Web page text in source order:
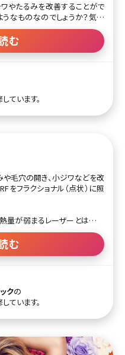
やたるみを改善することがで
うなものなのでしょうか？気に
介します。ショッピングスレッ
次 1.ショッピング
フェイスリフトの違い 3.スレッ
ドの施術方法 7.まとめ 1.シ
ないでしょうか。セルフケア
な方法がショッピングスレッ
トラVリ
む
ています。
や毛穴の開き、小ジワなどを改
をフラクショナル（点状）に照
量が弱まるレーザーとは異な
深さまでエネルギーが届いて
を持っています。そのため、
エネルギーが行き渡ります。
減できるというメリットがあり
む
クの
ています。